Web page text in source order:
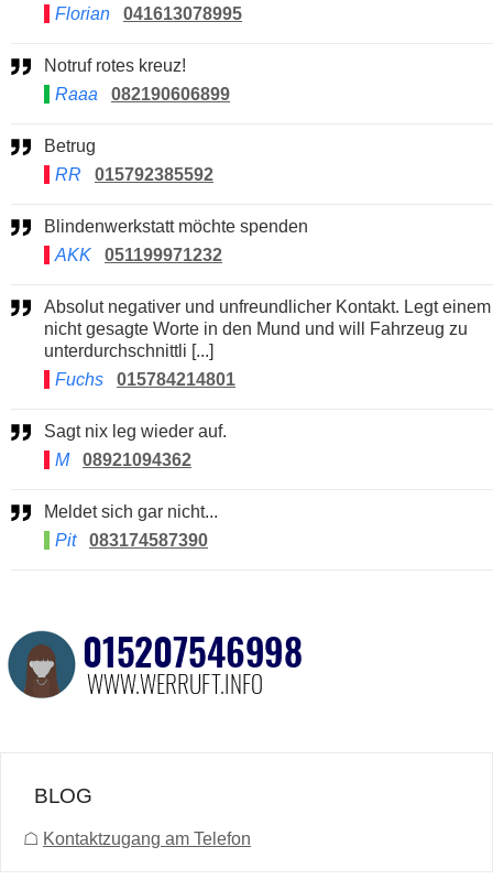
Florian
041613078995
Notruf rotes kreuz!
Raaa
082190606899
Betrug
RR
015792385592
Blindenwerkstatt möchte spenden
AKK
051199971232
Absolut negativer und unfreundlicher Kontakt. Legt einem
nicht gesagte Worte in den Mund und will Fahrzeug zu
unterdurchschnittli [...]
Fuchs
015784214801
Sagt nix leg wieder auf.
M
08921094362
Meldet sich gar nicht...
Pit
083174587390
BLOG
☖ Kontaktzugang am Telefon